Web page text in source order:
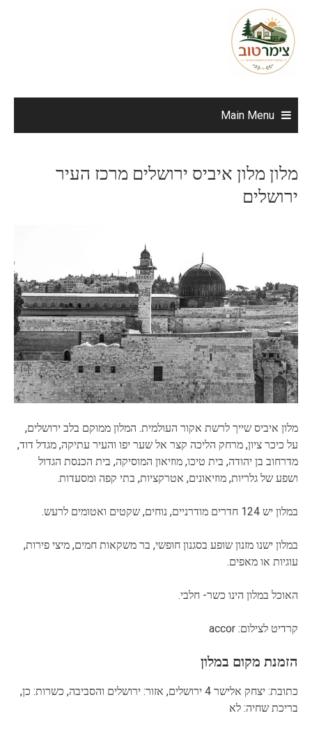
content
Main Menu
מלון מלון איביס ירושלים מרכז העיר
ירושלים
מלון איביס שייך לרשת אקור העולמית. המלון ממוקם בלב ירושלים,
על כיכר ציון, מרחק הליכה קצר אל שער יפו והעיר עתיקה, מגדל דוד,
מדרחוב בן יהודה, בית טיכו, מוזיאון המוסיקה, בית הכנסת הגדול
ושפע של גלריות, מוזיאונים, אטרקציות, בתי קפה ומסעדות.
במלון יש 124 חדרים מודרניים, נוחים, שקטים ואטומים לרעש.
במלון ישנו מזנון שופע בסגנון חופשי, בר משקאות חמים, מיצי פירות,
עוגיות או מאפים.
האוכל במלון הינו כשר- חלבי.
קרדיט לצילום: accor
הזמנת מקום במלון
כתובת: יצחק אלישר 4 ירושלים, אזור: ירושלים והסביבה, כשרות: כן,
בריכת שחיה: לא